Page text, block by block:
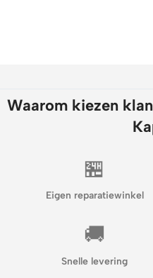
Waarom kiezen
🏪
Eigen reparatiewinkel
🚚
Snelle levering